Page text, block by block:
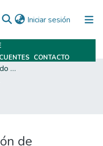
Iniciar sesión (current)
CONTACTO
Trabajos Finales De Grado Y Posgrado
de